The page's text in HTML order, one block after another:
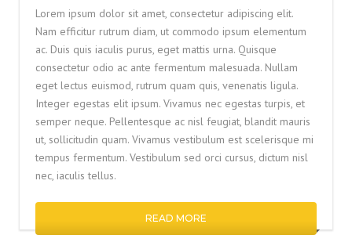
Lorem ipsum dolor sit amet, consectetur adipiscing elit.
Nam efficitur rutrum diam, ut commodo ipsum elementum
ac. Duis quis iaculis purus, eget mattis urna. Quisque
consectetur odio ac ante fermentum malesuada. Nullam
eget lectus euismod, rutrum quam quis, venenatis ligula.
Integer egestas elit ipsum. Vivamus nec egestas turpis, et
semper neque. Pellentesque ac nisl feugiat, blandit mauris
ut, sollicitudin quam. Vivamus vestibulum est scelerisque mi
tempus fermentum. Vestibulum sed orci cursus, dictum nisl
nec, iaculis tellus.
READ MORE